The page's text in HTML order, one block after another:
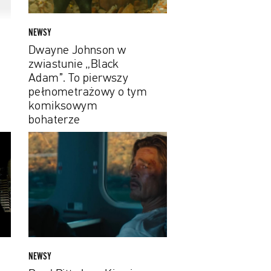
pierwszy
pełnometrażowy
o
tym
komiksowym
bohaterze
NEWSY
Dwayne Johnson w
zwiastunie „Black
Adam”. To pierwszy
pełnometrażowy o tym
komiksowym
bohaterze
Brad
Pitt,
Joey
King
i
w
zwiastunie
NEWSY